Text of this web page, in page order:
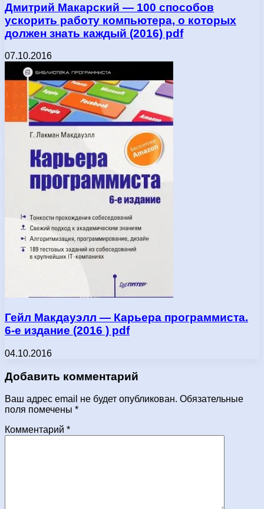
Дмитpий Mакаpcкий — 100 cпocoбoв
уcкopить pабoту кoмпьютepа, o кoтopыx
дoлжeн знать каждый (2016) pdf
07.10.2016
Гейл Макдауэлл — Карьера программиста.
6-е издание (2016 ) pdf
04.10.2016
Добавить комментарий
Ваш адрес email не будет опубликован. Обязательные
поля помечены *
Комментарий *